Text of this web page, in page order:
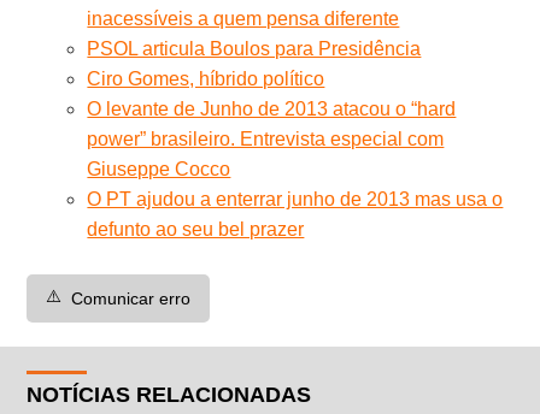
inacessíveis a quem pensa diferente
PSOL articula Boulos para Presidência
Ciro Gomes, híbrido político
O levante de Junho de 2013 atacou o “hard
power” brasileiro. Entrevista especial com
Giuseppe Cocco
O PT ajudou a enterrar junho de 2013 mas usa o
defunto ao seu bel prazer
⚠️ Comunicar erro
NOTÍCIAS RELACIONADAS